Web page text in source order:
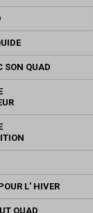
SON QUAD
L' HIVER
QUAD